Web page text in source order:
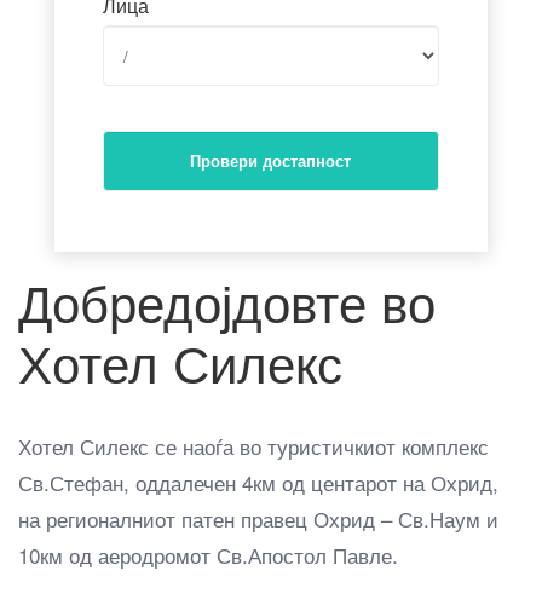
Провери достапност
Добредојдовте во
Хотел Силекс
Хотел Силекс се наоѓа во туристичкиот комплекс
Св.Стефан, оддалечен 4км од центарот на Охрид,
на регионалниот патен правец Охрид – Св.Наум и
10км од аеродромот Св.Апостол Павле.